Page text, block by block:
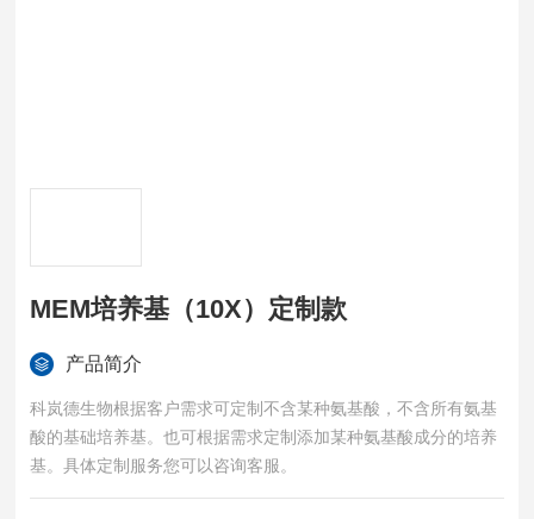
MEM培养基（10X）定制款
产品简介
科岚德生物根据客户需求可定制不含某种氨基酸，不含所有氨基
酸的基础培养基。也可根据需求定制添加某种氨基酸成分的培养
基。具体定制服务您可以咨询客服。